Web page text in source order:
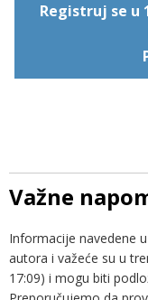
Registruj se u
Važne
Informacije navedene
autora i važeće su u
17:09) i mogu biti